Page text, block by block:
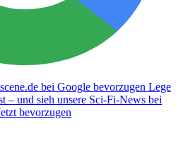
bei Google bevorzugen Lege
– und sieh unsere Sci-Fi-News bei
bevorzugen